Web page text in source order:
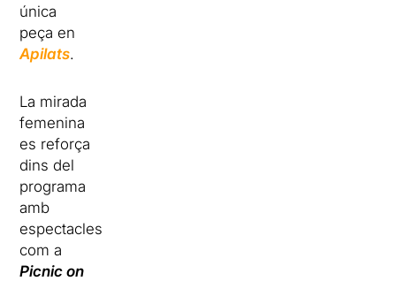
única
peça en
Apilats.
La mirada
femenina
es reforça
dins del
programa
amb
espectacles
com a
Picnic on